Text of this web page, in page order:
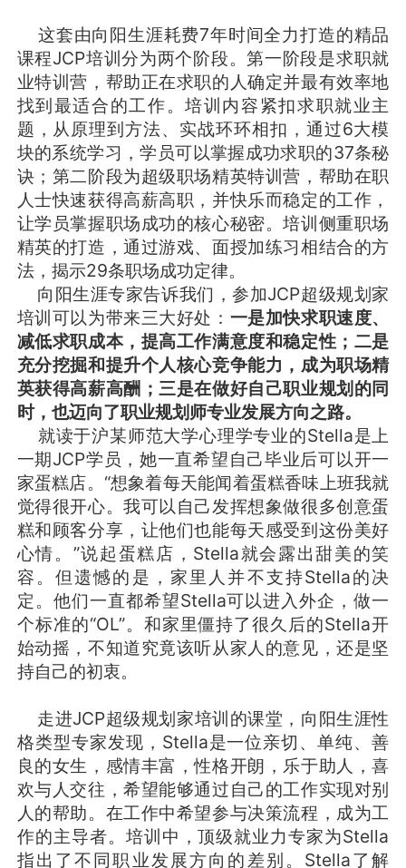
这套由向阳生涯耗费7年时间全力打造的精品
课程JCP培训分为两个阶段。第一阶段是求职就
业特训营，帮助正在求职的人确定并最有效率地
找到最适合的工作。培训内容紧扣求职就业主
题，从原理到方法、实战环环相扣，通过6大模
块的系统学习，学员可以掌握成功求职的37条秘
诀；第二阶段为超级职场精英特训营，帮助在职
人士快速获得高薪高职，并快乐而稳定的工作，
让学员掌握职场成功的核心秘密。培训侧重职场
精英的打造，通过游戏、面授加练习相结合的方
法，揭示29条职场成功定律。
向阳生涯专家告诉我们，参加JCP超级规划家
培训可以为带来三大好处： 一是加快求职速度、
减低求职成本，提高工作满意度和稳定性；二是
充分挖掘和提升个人核心竞争能力，成为职场精
英获得高薪高酬；三是在做好自己职业规划的同
时，也迈向了职业规划师专业发展方向之路。
就读于沪某师范大学心理学专业的Stella是上
一期JCP学员，她一直希望自己毕业后可以开一
家蛋糕店。“想象着每天能闻着蛋糕香味上班我就
觉得很开心。我可以自己发挥想象做很多创意蛋
糕和顾客分享，让他们也能每天感受到这份美好
心情。”说起蛋糕店，Stella就会露出甜美的笑
容。但遗憾的是，家里人并不支持Stella的决
定。他们一直都希望Stella可以进入外企，做一
个标准的“OL”。和家里僵持了很久后的Stella开
始动摇，不知道究竟该听从家人的意见，还是坚
持自己的初衷。
走进JCP超级规划家培训的课堂，向阳生涯性
格类型专家发现，Stella是一位亲切、单纯、善
良的女生，感情丰富，性格开朗，乐于助人，喜
欢与人交往，希望能够通过自己的工作实现对别
人的帮助。在工作中希望参与决策流程，成为工
作的主导者。培训中，顶级就业力专家为Stella
指出了不同职业发展方向的差别。Stella了解